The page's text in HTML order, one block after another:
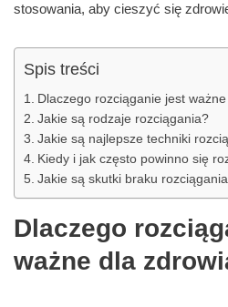
stosowania, aby cieszyć się
Spis treści
Dlaczego rozciąganie jest
Jakie są rodzaje rozciągania?
Jakie są najlepsze techniki
Kiedy i jak często powinno się
Jakie są skutki braku
Dlaczego
ważne dla